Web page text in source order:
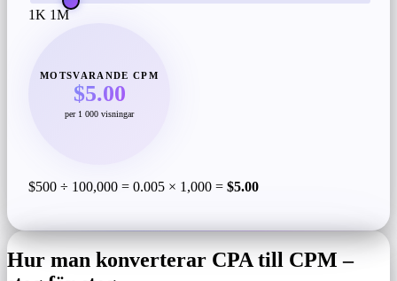
1K 1M
MOTSVARANDE CPM
$5.00
per 1 000 visningar
$500 ÷ 100,000 = 0.005 × 1,000 = $5.00
Hur man konverterar CPA till CPM –